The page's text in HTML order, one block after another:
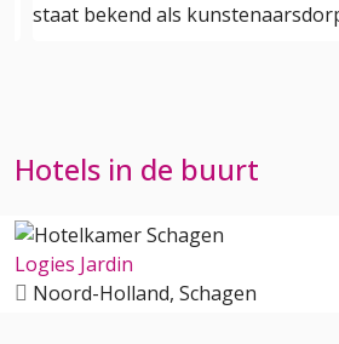
staat bekend als
Hotels in de buurt
Logies Jardin
Noord-Holland, Schagen